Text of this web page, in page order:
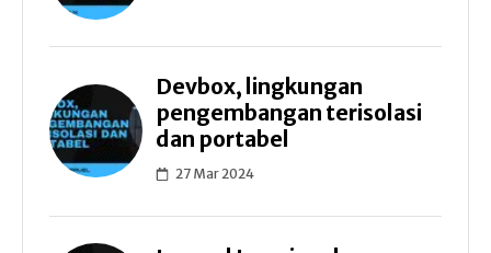
Devbox, lingkungan
pengembangan terisolasi
dan portabel
27 Mar 2024